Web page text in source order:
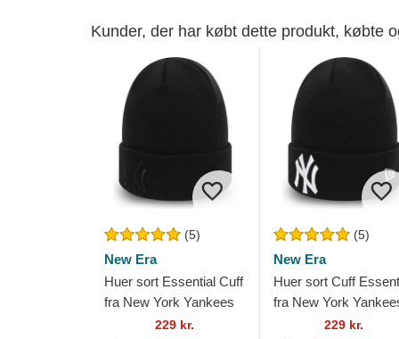
Kunder, der har købt dette produkt, købte
(5)
New Era
Huer sort Essential Cuff
fra New York Yankees
MLB af New Era
229 kr.
(5)
New Era
Huer sort Cuff
fra New York
MLB af New Era
229 kr.